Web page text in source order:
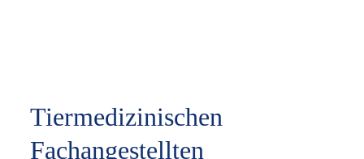
Tiermedizinischen
Fachangestellten